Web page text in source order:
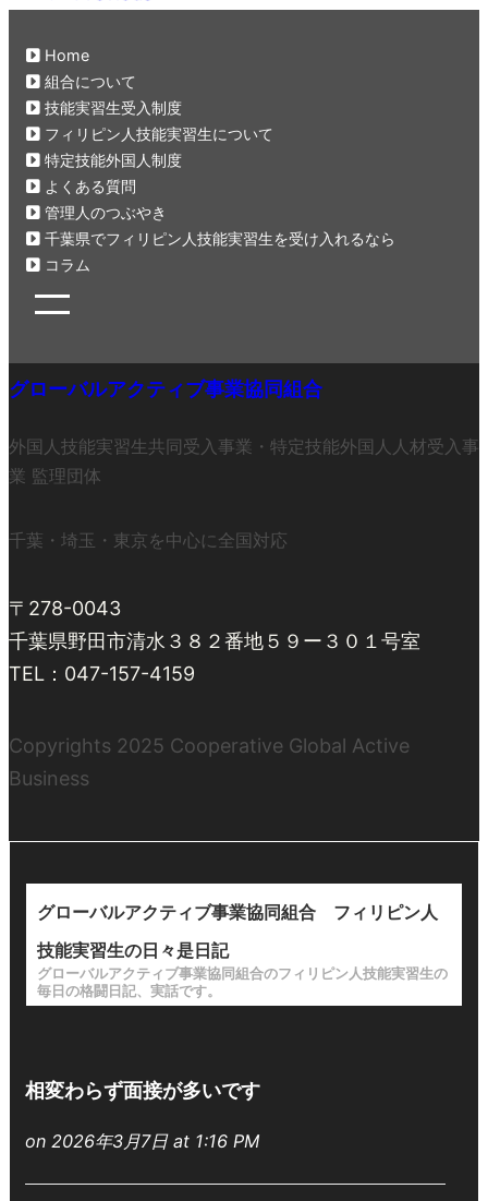
Home
組合について
技能実習生受入制度
フィリピン人技能実習生について
特定技能外国人制度
よくある質問
管理人のつぶやき
千葉県でフィリピン人技能実習生を受け入れるなら
コラム
グローバルアクティブ事業協同組合
外国人技能実習生共同受入事業・特定技能外国人人材受入事
業 監理団体
千葉・埼玉・東京を中心に全国対応
〒278-0043
千葉県野田市清水３８２番地５９ー３０１号室
TEL：047-157-4159
Copyrights 2025 Cooperative Global Active
Business
グローバルアクティブ事業協同組合 フィリピン人
技能実習生の日々是日記
グローバルアクティブ事業協同組合のフィリピン人技能実習生の
毎日の格闘日記、実話です。
相変わらず面接が多いです
on 2026年3月7日 at 1:16 PM